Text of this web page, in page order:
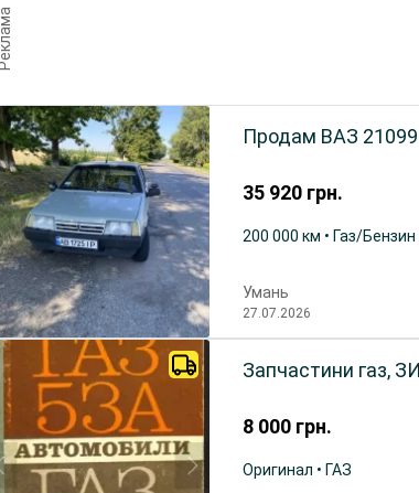
Реклама
35 920 грн.
Продам ВАЗ 21099
200 000 км • Газ/
Умань
27.07.2026
8 000 грн.
Запчастини газ,
Оригинал • ГАЗ